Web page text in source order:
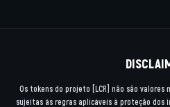
Os tokens do projeto [LCR] não são
sujeitas às regras aplicáveis à proteção dos